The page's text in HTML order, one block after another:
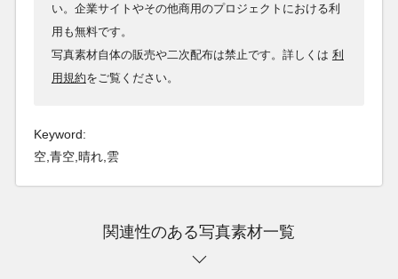
い。企業サイトやその他商用のプロジェクトにおける利
用も無料です。
写真素材自体の販売や二次配布は禁止です。詳しくは 利
用規約をご覧ください。
Keyword:
空,青空,晴れ,雲
関連性のある写真素材一覧